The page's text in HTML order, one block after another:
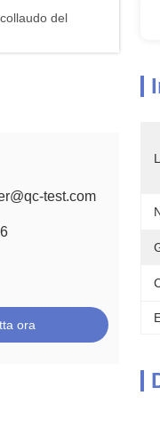
del
della batteria
la prova
test.com
ora